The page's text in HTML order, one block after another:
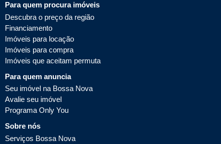
Para quem procura imóveis
Descubra o preço da região
Financiamento
Imóveis para locação
Imóveis para compra
Imóveis que aceitam permuta
Para quem anuncia
Seu imóvel na Bossa Nova
Avalie seu imóvel
Programa Only You
Sobre nós
Serviços Bossa Nova